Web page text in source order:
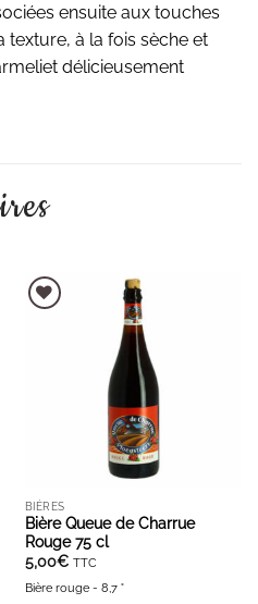
ensuite aux touches
texture, à la fois sèche et
délicieusement
AJOUTER À LA LISTE D'ENVIES
BIÈRES
Bière Queue de Charrue
Rouge 75 cl
5,00€ TTC
Bière rouge - 8,7 °